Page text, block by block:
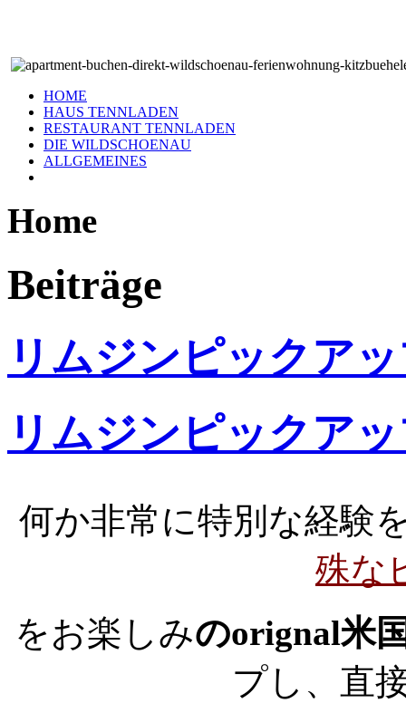
HOME
HAUS TENNLADEN
RESTAURANT TENNLADEN
DIE WILDSCHOENAU
ALLGEMEINES
Home
Beiträge
リムジンピックア
リムジンピックア
何か非常に特別な経験
殊な
をお楽しみのorignal米
プし、直